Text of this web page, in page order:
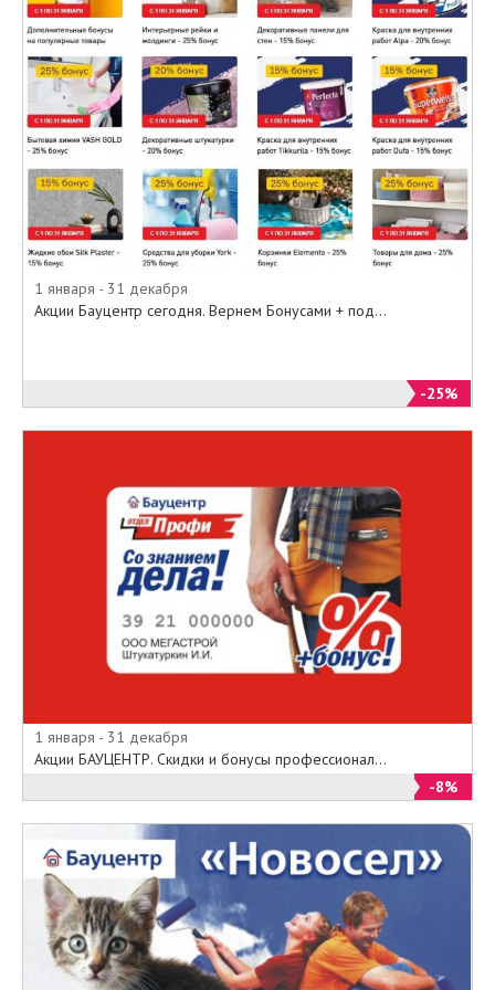
подарки за покупку.
Уточнить количество бонусов на
вашей карте и срок их действия
всегда можно в личном кабинете
на сайте и на стойке регистрации
карт «Бауцентр бонус» в
магазине.
Приходите в наши магазины, или
заказывайте из онлайн-каталога
на официальном сайте Бауцентр с
доставкой на дом все самое
необходимое по минимальным
ценам.
1 января - 31 декабря
Акции Бауцентр сегодня. Вернем Бонусами + под...
-25%
1 января - 31 декабря
Акции БАУЦЕНТР. Скидки и бонусы профессионал...
-8%